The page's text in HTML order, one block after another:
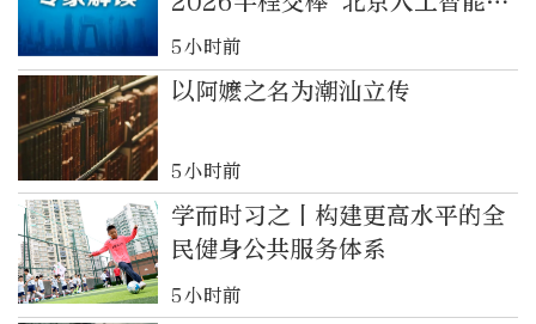
出“第二曲线”
5小时前
以阿嬷之名为潮汕立传
5小时前
学而时习之丨构建更高水平的全
民健身公共服务体系
5小时前